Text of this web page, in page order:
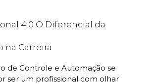
4.0 O Diferencial da
na Carreira
de Controle e Automação se
ser um profissional com olhar